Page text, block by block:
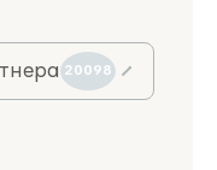
20098